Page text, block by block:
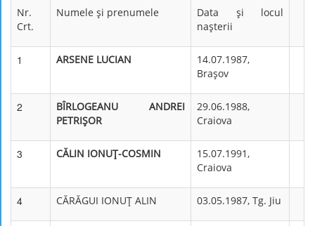
Nr.
Crt.
Numele şi prenumele
Data şi locul
naşterii
1 ARSENE LUCIAN
14.07.1987,
Braşov
2
BÎRLOGEANU ANDREI
PETRIŞOR
29.06.1988,
Craiova
3 CĂLIN IONUŢ-COSMIN
15.07.1991,
Craiova
4 CĂRĂGUI IONUŢ ALIN 03.05.1987, Tg. Jiu